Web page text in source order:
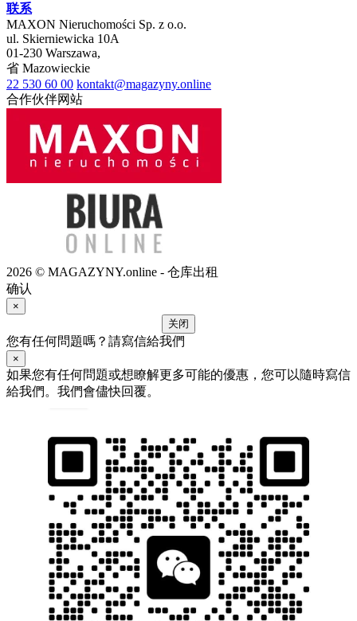
联系
MAXON Nieruchomości Sp. z o.o.
ul. Skierniewicka 10A
01-230 Warszawa,
省 Mazowieckie
22 530 60 00 kontakt@magazyny.online
合作伙伴网站
2026 © MAGAZYNY.online - 仓库出租
确认
×
关闭
您有任何問題嗎？請寫信給我們
×
如果您有任何問題或想瞭解更多可能的優惠，您可以隨時寫信
給我們。我們會儘快回覆。